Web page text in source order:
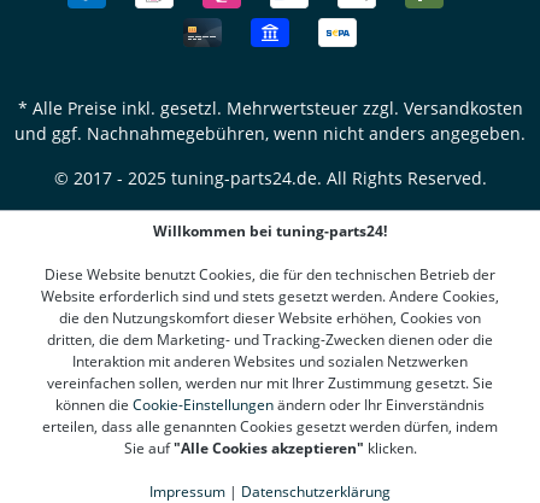
* Alle Preise inkl. gesetzl. Mehrwertsteuer zzgl. Versandkosten
und ggf. Nachnahmegebühren, wenn nicht anders angegeben.
© 2017 - 2025 tuning-parts24.de. All Rights Reserved.
Willkommen bei tuning-parts24!
Diese Website benutzt Cookies, die für den technischen Betrieb der
Website erforderlich sind und stets gesetzt werden. Andere Cookies,
die den Nutzungskomfort dieser Website erhöhen, Cookies von
dritten, die dem Marketing- und Tracking-Zwecken dienen oder die
Interaktion mit anderen Websites und sozialen Netzwerken
vereinfachen sollen, werden nur mit Ihrer Zustimmung gesetzt. Sie
können die Cookie-Einstellungenändern oder Ihr Einverständnis
erteilen, dass alle genannten Cookies gesetzt werden dürfen, indem
Sie auf"Alle Cookies akzeptieren" klicken.
Impressum | Datenschutzerklärung